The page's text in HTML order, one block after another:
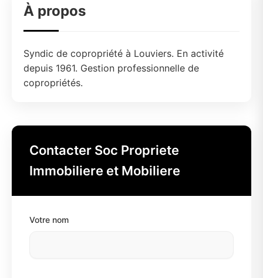
À propos
Syndic de copropriété à Louviers. En activité
depuis 1961. Gestion professionnelle de
copropriétés.
Contacter Soc Propriete
Immobiliere et Mobiliere
Votre nom